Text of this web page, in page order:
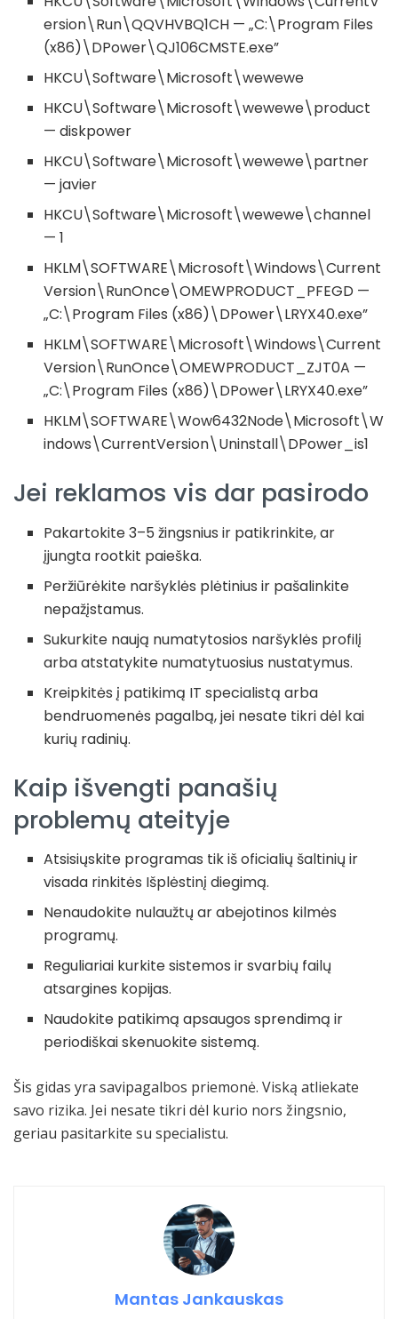
ersion\Run\QQVHVBQ1CH — „C:\Program Files
(x86)\DPower\QJ106CMSTE.exe”
HKCU\Software\Microsoft\wewewe
HKCU\Software\Microsoft\wewewe\product
— diskpower
HKCU\Software\Microsoft\wewewe\partner
— javier
HKCU\Software\Microsoft\wewewe\channel
— 1
HKLM\SOFTWARE\Microsoft\Windows\Current
Version\RunOnce\OMEWPRODUCT_PFEGD —
„C:\Program Files (x86)\DPower\LRYX40.exe”
HKLM\SOFTWARE\Microsoft\Windows\Current
Version\RunOnce\OMEWPRODUCT_ZJT0A —
„C:\Program Files (x86)\DPower\LRYX40.exe”
HKLM\SOFTWARE\Wow6432Node\Microsoft\W
indows\CurrentVersion\Uninstall\DPower_is1
Jei reklamos vis dar pasirodo
Pakartokite 3–5 žingsnius ir patikrinkite, ar
įjungta rootkit paieška.
Peržiūrėkite naršyklės plėtinius ir pašalinkite
nepažįstamus.
Sukurkite naują numatytosios naršyklės profilį
arba atstatykite numatytuosius nustatymus.
Kreipkitės į patikimą IT specialistą arba
bendruomenės pagalbą, jei nesate tikri dėl kai
kurių radinių.
Kaip išvengti panašių
problemų ateityje
Atsisiųskite programas tik iš oficialių šaltinių ir
visada rinkitės Išplėstinį diegimą.
Nenaudokite nulaužtų ar abejotinos kilmės
programų.
Reguliariai kurkite sistemos ir svarbių failų
atsargines kopijas.
Naudokite patikimą apsaugos sprendimą ir
periodiškai skenuokite sistemą.
Šis gidas yra savipagalbos priemonė. Viską atliekate
savo rizika. Jei nesate tikri dėl kurio nors žingsnio,
geriau pasitarkite su specialistu.
Mantas Jankauskas